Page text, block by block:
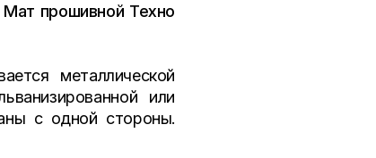
Мат прошивной Техно
металлической
или
с одной стороны.